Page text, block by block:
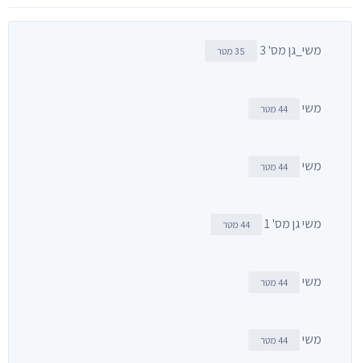
משי_גן מס' 3 35 מטר
משי 44 מטר
משי 44 מטר
משי גן מס' 1 44 מטר
משי 44 מטר
משי 44 מטר